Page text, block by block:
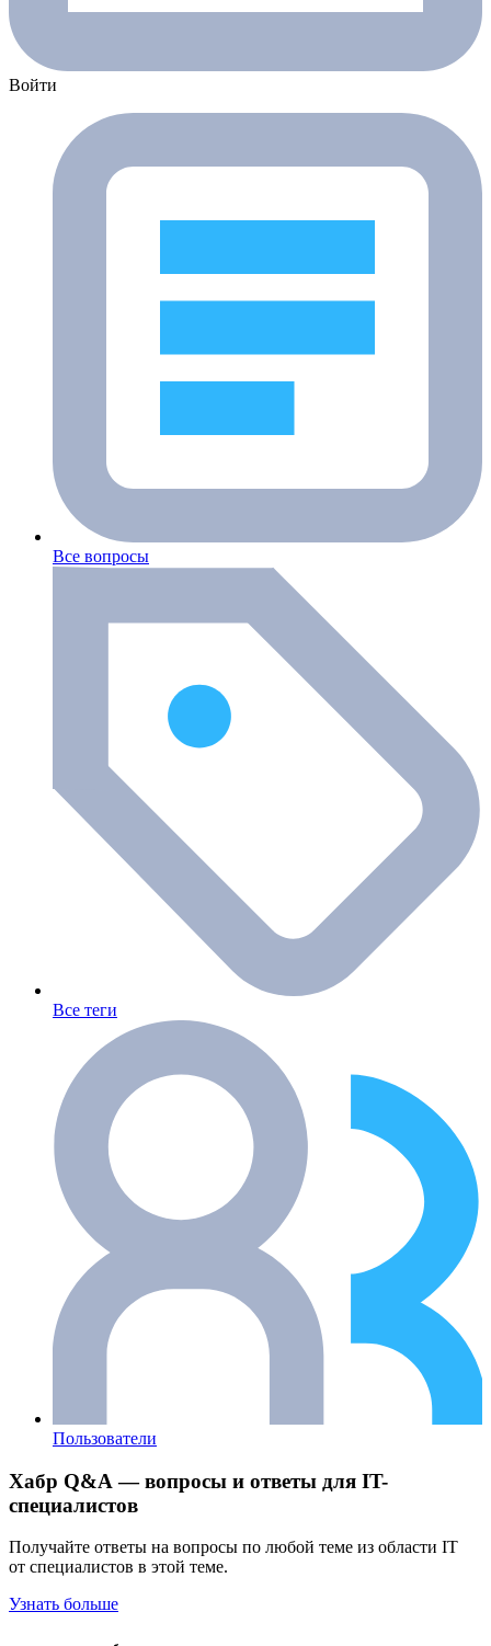
Войти
Все вопросы
Все теги
Пользователи
Хабр Q&A — вопросы и ответы для IT-
специалистов
Получайте ответы на вопросы по любой теме из области IT
от специалистов в этой теме.
Узнать больше